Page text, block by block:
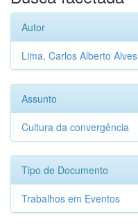
Autor
Lima, Carlos Alberto Alves
Assunto
Cultura da convergência
Tipo de Documento
Trabalhos em Eventos